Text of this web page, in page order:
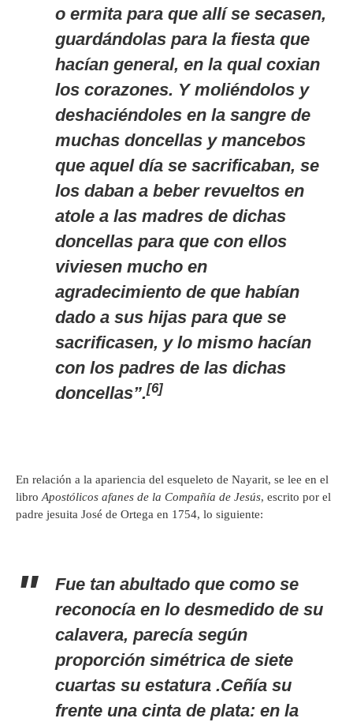
o ermita para que allí se secasen,
guardándolas para la fiesta que
hacían general, en la qual coxian
los corazones. Y moliéndolos y
deshaciéndoles en la sangre de
muchas doncellas y mancebos
que aquel día se sacrificaban, se
los daban a beber revueltos en
atole a las madres de dichas
doncellas para que con ellos
viviesen mucho en
agradecimiento de que habían
dado a sus hijas para que se
sacrificasen, y lo mismo hacían
con los padres de las dichas
doncellas”.[6]
En relación a la apariencia del esqueleto de Nayarit, se lee en el
libro Apostólicos afanes de la Compañía de Jesús, escrito por el
padre jesuita José de Ortega en 1754, lo siguiente:
Fue tan abultado que como se
reconocía en lo desmedido de su
calavera, parecía según
proporción simétrica de siete
cuartas su estatura .Ceñía su
frente una cinta de plata: en la